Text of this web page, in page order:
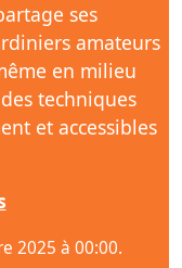
ses
amateurs
en milieu
techniques
et accessibles
2025 à 00:00.